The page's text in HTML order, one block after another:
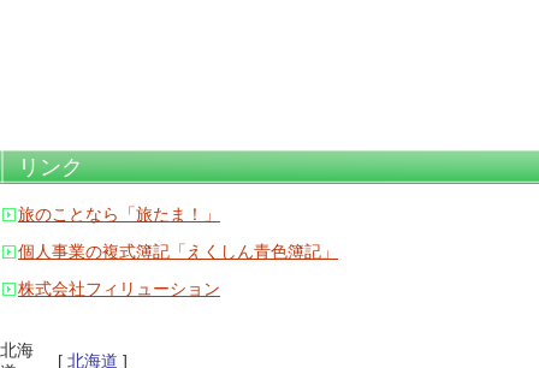
リンク
旅のことなら「旅たま！」
個人事業の複式簿記「えくしん青色簿記」
株式会社フィリューション
北海
[ 北海道 ]